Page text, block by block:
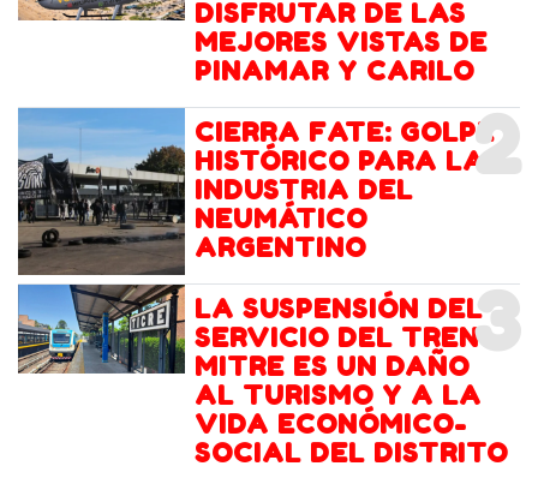
DISFRUTAR DE LAS
MEJORES VISTAS DE
PINAMAR Y CARILO
2
CIERRA FATE: GOLPE
HISTÓRICO PARA LA
INDUSTRIA DEL
NEUMÁTICO
ARGENTINO
3
LA SUSPENSIÓN DEL
SERVICIO DEL TREN
MITRE ES UN DAÑO
AL TURISMO Y A LA
VIDA ECONÓMICO-
SOCIAL DEL DISTRITO